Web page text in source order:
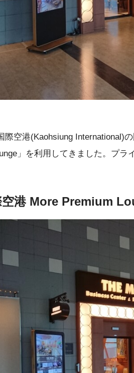
際空港(Kaohsiung International)
」を利用してきました。プラ
空港 More Premium